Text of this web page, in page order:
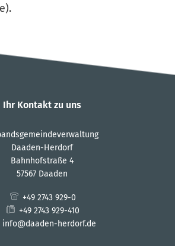
Ihr Kontakt zu uns
Daaden-Herdorf
Bahnhofstraße 4
57567 Daaden
+49 2743 929-0
+49 2743 929-410
info@daaden-herdorf.de